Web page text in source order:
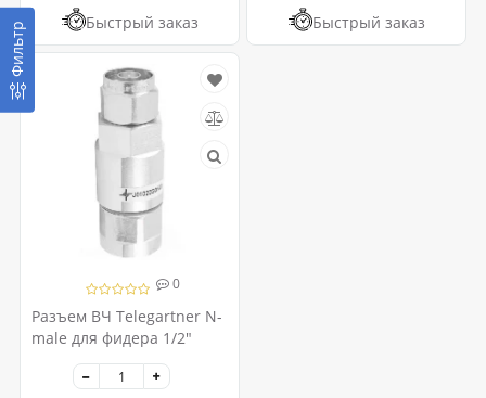
Фильтр Быстрый заказ Быстрый заказ
0
Разъем ВЧ Telegartner N-
male для фидера 1/2"